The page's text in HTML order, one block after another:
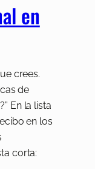
en
crees.
de
En la lista
en los
corta: